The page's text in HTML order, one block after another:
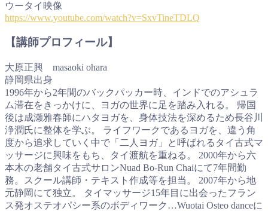
ウータイ映像
https://www.youtube.com/watch?v=SxvTineTDLQ
【講師プロフィール】
大原正興 masaoki ohara
静岡県出身
1996年から2年間のバックパッカー時、インドでのアシュラ
ム滞在をきっかけに、ヨガの世界に足を踏み入れる。 帰国
後は成瀬雅春師にハタヨガを、身体技法を深めるため長谷川
浄潤氏に整体を学ぶ。 ライフワークであるヨガを、違う角
度から追求していく中で「二人ヨガ」と呼ばれるタイ古式マ
ッサージに興味をもち、タイ渡航を重ねる。 2000年から六
本木の老舗タイ古式サロンNuad Bo-Run Chaiにて7年間勤
務。スクール講師・テキスト作成等を担当。 2007年から地
元静岡にて独立。 タイマッサージ15年目に出会ったフラン
ス発オステオパシー系のボディワーク…Wuotai Osteo danceに